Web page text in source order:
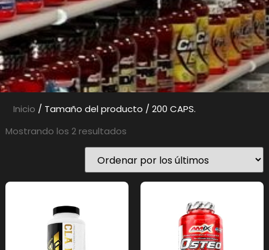
Inicio / Tamaño del producto / 200 CAPS.
Mostrando los 2 resultados